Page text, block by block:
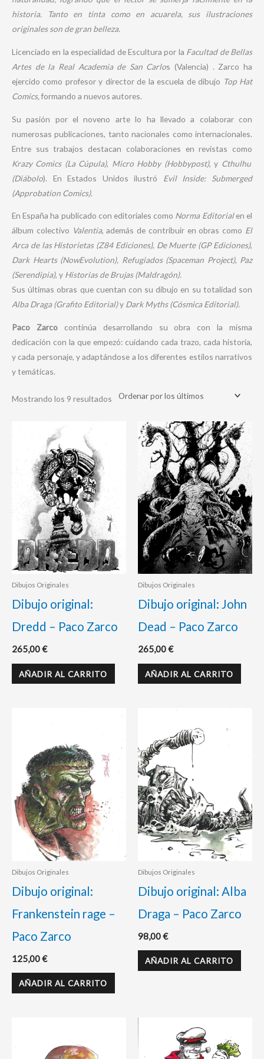
historia. Tanto en tinta como en acuarela, sus ilustraciones
originales son de gran belleza.
Licenciado en la especialidad de Escultura por la Facultad de Bellas
Artes de la Real Academia de San Carlos (Valencia) . Zarco ha
ejercido como profesor y director de la escuela de dibujo Top Hat
Comics,formando a nuevos autores.
Su pasión por el noveno arte lo ha llevado a colaborar con
numerosas publicaciones, tanto nacionales como internacionales.
Entre sus trabajos destacan colaboraciones en revistas como
Krazy Comics (La Cúpula), Micro Hobby (Hobbypost), y Cthulhu
(Diábolo). En Estados Unidos ilustró Evil Inside: Submerged
(Approbation Comics).
En España ha publicado con editoriales como Norma Editorialen el
álbum colectivo Valentia, además de contribuir en obras como El
Arca de las Historietas (Z84 Ediciones), De Muerte (GP Ediciones),
Dark Hearts (NowEvolution), Refugiados (Spaceman Project), Paz
(Serendipia), y Historias de Brujas (Maldragón).
Sus últimas obras que cuentan con su dibujo en su totalidad son
Alba Draga (Grafito Editorial)y Dark Myths (Cósmica Editorial).
Paco Zarcocontinúa desarrollando su obra con la misma
dedicación con la que empezó: cuidando cada trazo, cada historia,
y cada personaje, y adaptándose a los diferentes estilos narrativos
y temáticas.
Mostrando los 9 resultados
Dibujos Originales
Dibujo original:
Dredd – Paco Zarco
265,00€
AÑADIR AL CARRITO
Dibujos Originales
Dibujo original: John
Dead – Paco Zarco
265,00€
AÑADIR AL CARRITO
Dibujos Originales
Dibujo original:
Frankenstein rage –
Paco Zarco
125,00€
AÑADIR AL CARRITO
Dibujos Originales
Dibujo original: Alba
Draga – Paco Zarco
98,00€
AÑADIR AL CARRITO